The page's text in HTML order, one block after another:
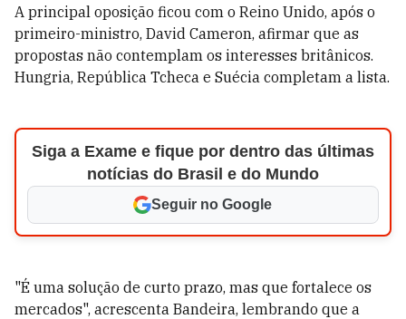
A principal oposição ficou com o Reino Unido, após o
primeiro-ministro, David Cameron, afirmar que as
propostas não contemplam os interesses britânicos.
Hungria, República Tcheca e Suécia completam a lista.
Siga a Exame e fique por dentro das últimas
notícias do Brasil e do Mundo
Seguir no Google
"É uma solução de curto prazo, mas que fortalece os
mercados", acrescenta Bandeira, lembrando que a